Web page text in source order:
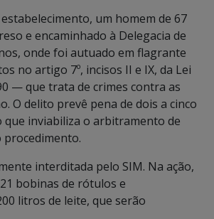
um homem de 67
e encaminhado à Delegacia de
onde foi autuado em flagrante
no artigo 7º, incisos II e IX, da Lei
— que trata de crimes contra as
O delito prevê pena de dois a cinco
que inviabiliza o arbitramento de
procedimento.
interditada pelo SIM. Na ação,
bobinas de rótulos e
litros de leite, que serão